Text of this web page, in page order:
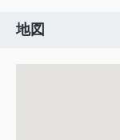
地図